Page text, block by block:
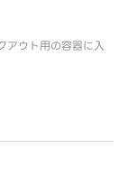
アウト用の容器に入